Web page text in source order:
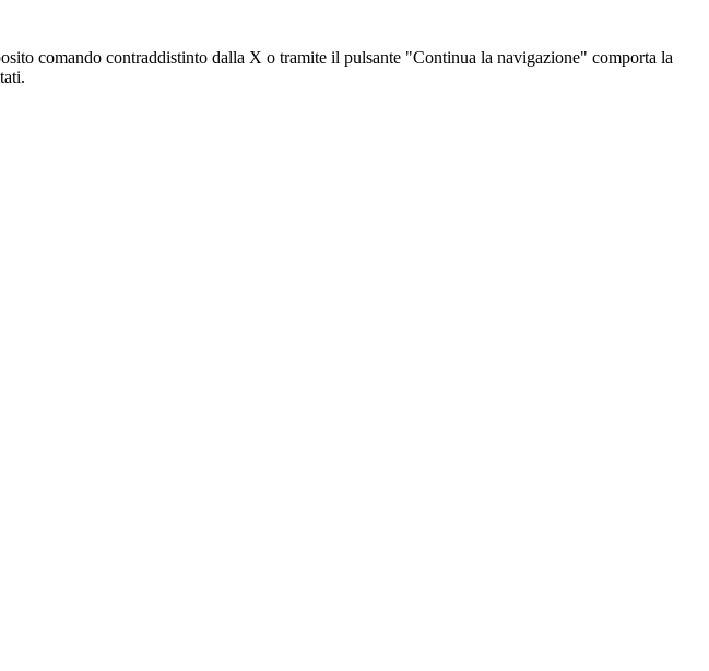
comando contraddistinto dalla X o tramite il pulsante "Continua la navigazione" comporta la